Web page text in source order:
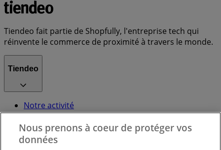
Tiendeo fait partie de Shopfully, l'entreprise tech qui
réinvente le commerce de proximité à travers le monde.
Tiendeo
Notre activité
Solutions professionnelles
Nouvelles et médias
Travaillez avec nous
Nous prenons à coeur de protéger vos
données